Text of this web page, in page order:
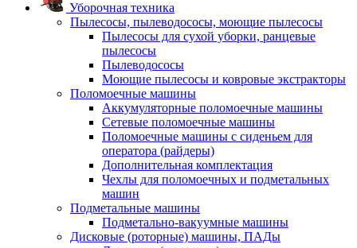
Уборочная техника
Пылесосы, пылеводососы, моющие пылесосы
Пылесосы для сухой уборки, ранцевые
пылесосы
Пылеводососы
Моющие пылесосы и ковровые экстракторы
Поломоечные машины
Аккумуляторные поломоечные машины
Сетевые поломоечные машины
Поломоечные машины с сиденьем для
оператора (райдеры)
Дополнительная комплектация
Чехлы для поломоечных и подметальных
машин
Подметальные машины
Подметально-вакуумные машины
Дисковые (роторные) машины, ПАДы